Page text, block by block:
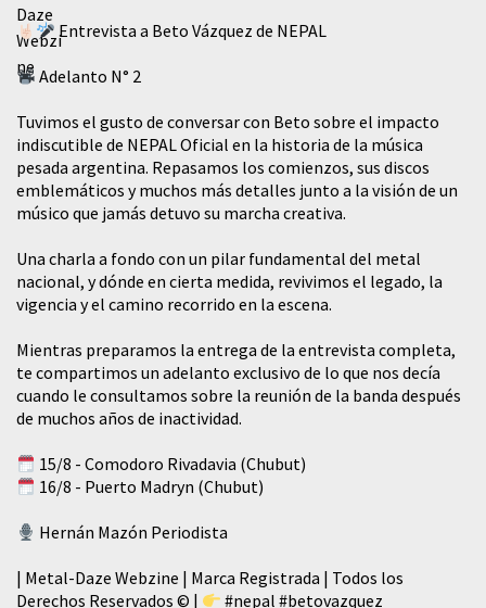
Entrevista a Beto Vázquez de NEPAL
Adelanto N° 2
Tuvimos el gusto de conversar con Beto sobre el impacto
indiscutible de NEPAL Oficial en la historia de la música
pesada argentina. Repasamos los comienzos, sus discos
emblemáticos y muchos más detalles junto a la visión de un
músico que jamás detuvo su marcha creativa.
​Una charla a fondo con un pilar fundamental del metal
nacional, y dónde en cierta medida, revivimos el legado, la
vigencia y el camino recorrido en la escena.
Mientras preparamos la entrega de la entrevista completa,
te compartimos un adelanto exclusivo de lo que nos decía
cuando le consultamos sobre la reunión de la banda después
de muchos años de inactividad.
15/8 - Comodoro Rivadavia (Chubut)
16/8 - Puerto Madryn (Chubut)
Hernán Mazón Periodista
| Metal-Daze Webzine | Marca Registrada | Todos los
Derechos Reservados © |
#nepal #betovazquez